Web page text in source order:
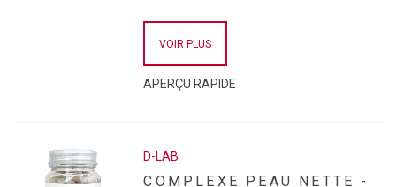
VOIR PLUS
APERÇU RAPIDE
D-LAB
COMPLEXE PEAU NETTE -